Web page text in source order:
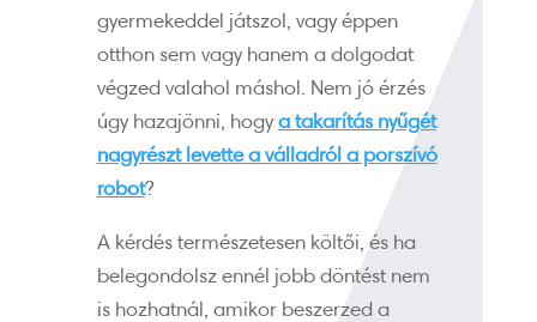
gyermekeddel játszol, vagy éppen
otthon sem vagy hanem a dolgodat
végzed valahol máshol. Nem jó érzés
úgy hazajönni, hogy a takarítás nyűgét
nagyrészt levette a válladról a porszívó
robot?
A kérdés természetesen költői, és ha
belegondolsz ennél jobb döntést nem
is hozhatnál, amikor beszerzed a